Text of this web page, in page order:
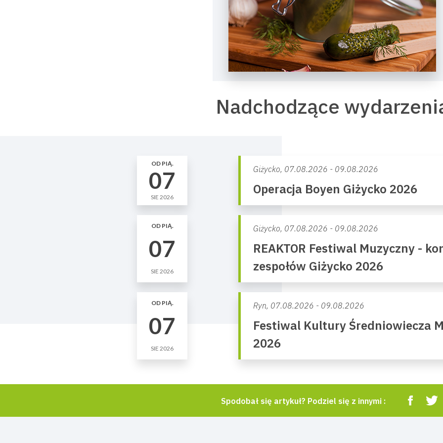
Nadchodzące
OD PIĄ.
07
SIE 2026
Giżycko, 07.08.2026 - 09.08.2026
Operacja Boyen Giżycko 2026
OD PIĄ.
07
SIE 2026
Giżycko, 07.08.2026 - 09.08.2026
REAKTOR Festiwal Muzyczny -
zespołów Giżycko 2026
OD PIĄ.
07
SIE 2026
Ryn, 07.08.2026 - 09.08.2026
Festiwal Kultury Średniowiecza
2026
Spodobał się artykuł? Podziel się z innymi :